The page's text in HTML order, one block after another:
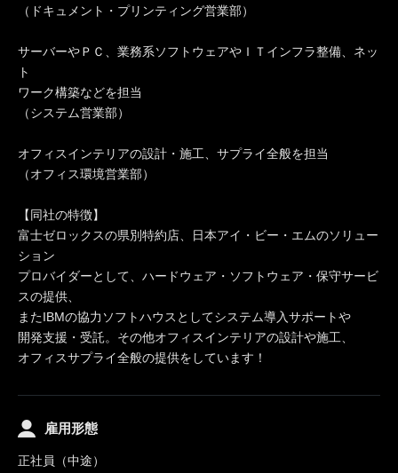
（ドキュメント・プリンティング営業部）
サーバーやＰＣ、業務系ソフトウェアやＩＴインフラ整備、ネッ
ト
ワーク構築などを担当
（システム営業部）
オフィスインテリアの設計・施工、サプライ全般を担当
（オフィス環境営業部）
【同社の特徴】
富士ゼロックスの県別特約店、日本アイ・ビー・エムのソリュー
ション
プロバイダーとして、ハードウェア・ソフトウェア・保守サービ
スの提供、
またIBMの協力ソフトハウスとしてシステム導入サポートや
開発支援・受託。その他オフィスインテリアの設計や施工、
オフィスサプライ全般の提供をしています！
雇用形態
正社員（中途）